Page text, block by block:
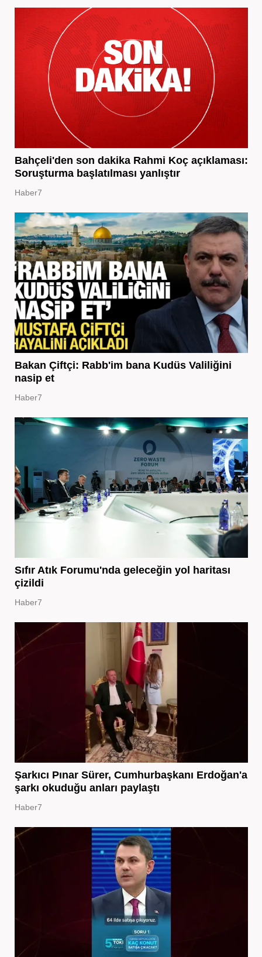
Bahçeli'den son dakika Rahmi Koç açıklaması:
Soruşturma başlatılması yanlıştır
Haber7
Bakan Çiftçi: Rabb'im bana Kudüs Valiliğini
nasip et
Haber7
Sıfır Atık Forumu'nda geleceğin yol haritası
çizildi
Haber7
Şarkıcı Pınar Sürer, Cumhurbaşkanı Erdoğan'a
şarkı okuduğu anları paylaştı
Haber7